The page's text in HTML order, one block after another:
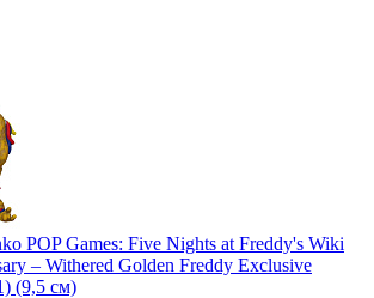
POP Games: Five Nights at Freddy's Wiki
– Withered Golden Freddy Exclusive
(9,5 см)